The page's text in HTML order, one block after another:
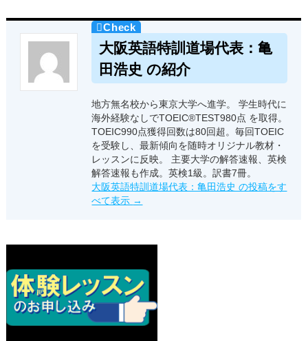
大阪英語特訓道場代表：亀
田浩史 の紹介
地方無名校から東京大学へ進学。 学生時代に
海外経験なしでTOEIC®TEST980点 を取得。
TOEIC990点獲得回数は80回超。毎回TOEIC
を受験し、最新傾向を随時オリジナル教材・
レッスンに反映。 主要大学の解答速報、英検
解答速報も作成。英検1級。訳書7冊。
大阪英語特訓道場代表：亀田浩史 の投稿をす
べて表示 →